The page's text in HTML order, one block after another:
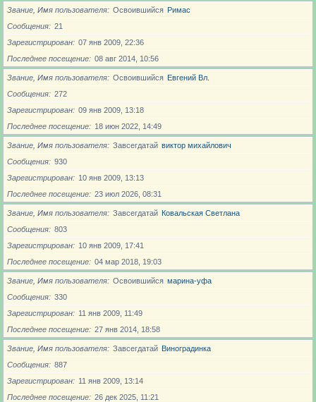
Звание, Имя пользователя Освоившийся Римас
Сообщения
21
Зарегистрирован
07 янв 2009, 22:36
Последнее посещение
08 авг 2014, 10:56
Звание, Имя пользователя Освоившийся Евгений Вл.
Сообщения
272
Зарегистрирован
09 янв 2009, 13:18
Последнее посещение
18 июн 2022, 14:49
Звание, Имя пользователя Завсегдатай виктор михайлович
Сообщения
930
Зарегистрирован
10 янв 2009, 13:13
Последнее посещение
23 июл 2026, 08:31
Звание, Имя пользователя Завсегдатай Ковальская Светлана
Сообщения
803
Зарегистрирован
10 янв 2009, 17:41
Последнее посещение
04 мар 2018, 19:03
Звание, Имя пользователя Освоившийся марина-уфа
Сообщения
330
Зарегистрирован
11 янв 2009, 11:49
Последнее посещение
27 янв 2014, 18:58
Звание, Имя пользователя Завсегдатай Виноградинка
Сообщения
887
Зарегистрирован
11 янв 2009, 13:14
Последнее посещение
26 дек 2025, 11:21